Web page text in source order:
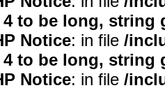
4 to be long, string
Notice: in file /
4 to be long, string
Notice: in file /